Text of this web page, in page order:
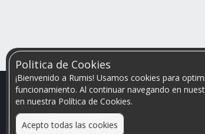
Politica de Cookies
¡Bienvenido a Rumis! Usamos cookies para
funcionamiento. Al continuar navegando en
en nuestra Política de Cookies.
Acepto todas las cookies